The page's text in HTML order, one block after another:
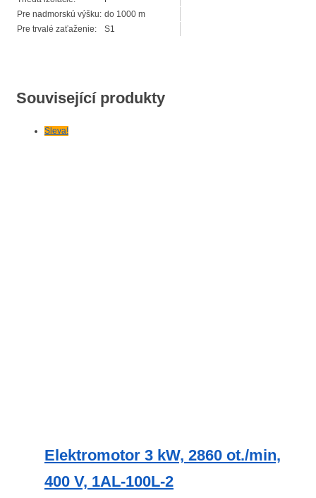
Pre nadmorskú výšku: do 1000 m
Pre trvalé zaťaženie:
S1
Související produkty
Sleva!
Elektromotor 3 kW, 2860 ot./min,
400 V, 1AL-100L-2